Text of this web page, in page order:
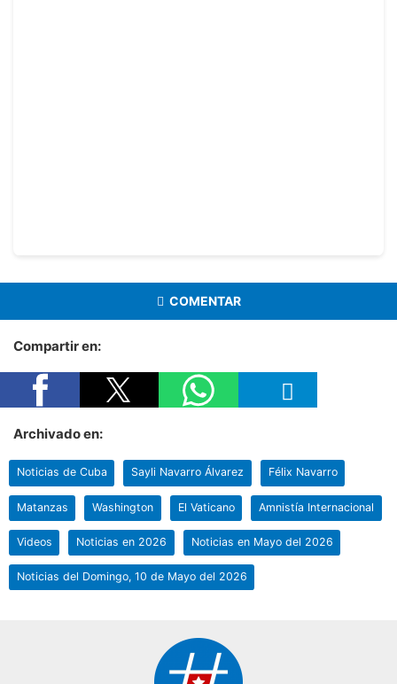
COMENTAR
Compartir en:
Archivado en:
Noticias de Cuba Sayli Navarro Álvarez Félix Navarro
Matanzas Washington El Vaticano Amnistía Internacional
Videos Noticias en 2026 Noticias en Mayo del 2026
Noticias del Domingo, 10 de Mayo del 2026